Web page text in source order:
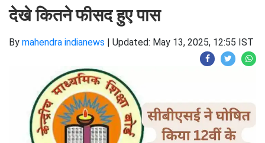
देखे कितने फीसद हुए पास
By mahendra indianews | Updated: May 13, 2025, 12:55 IST